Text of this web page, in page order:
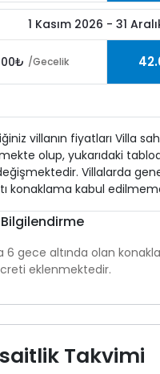
1 Kasım 2026 - 31
/Gecelik
villanın fiyatları Villa
olup, yukarıdaki
Villalarda
konaklama kabul
6 gece altında olan
eklenmektedir.
Takvimi